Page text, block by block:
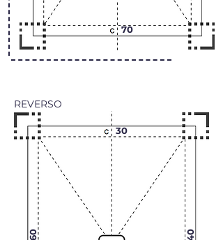
70
REVERSO
30
60 40